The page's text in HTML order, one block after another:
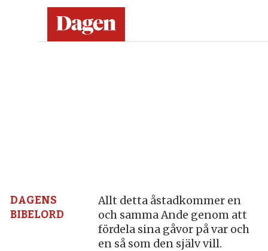
grund
–
DAGENS
BIBELORD
Allt detta åstadkommer en
och samma Ande genom att
fördela sina gåvor på var och
en så som den själv vill.